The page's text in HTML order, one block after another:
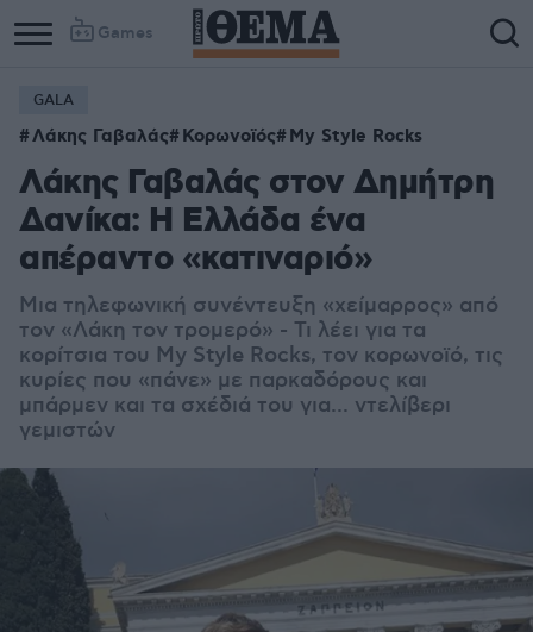
Games
GALA
Λάκης Γαβαλάς Κορωνοϊός My Style Rocks
Λάκης Γαβαλάς στον Δημήτρη
Δανίκα: Η Ελλάδα ένα
απέραντο «κατιναριό»
Μια τηλεφωνική συνέντευξη «χείμαρρος» από
τον «Λάκη τον τρομερό» - Τι λέει για τα
κορίτσια του My Style Rocks, τον κορωνοϊό, τις
κυρίες που «πάνε» με παρκαδόρους και
μπάρμεν και τα σχέδιά του για... ντελίβερι
γεμιστών